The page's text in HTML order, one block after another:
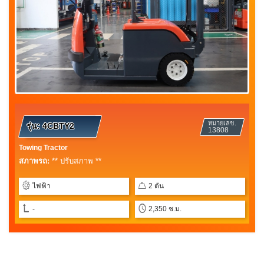
หมายเลข.
13808
รุ่น:4CBTY2
Towing Tractor
สภาพรถ: ** ปรับสภาพ **
ไฟฟ้า 2 ตัน
- 2,350 ช.ม.